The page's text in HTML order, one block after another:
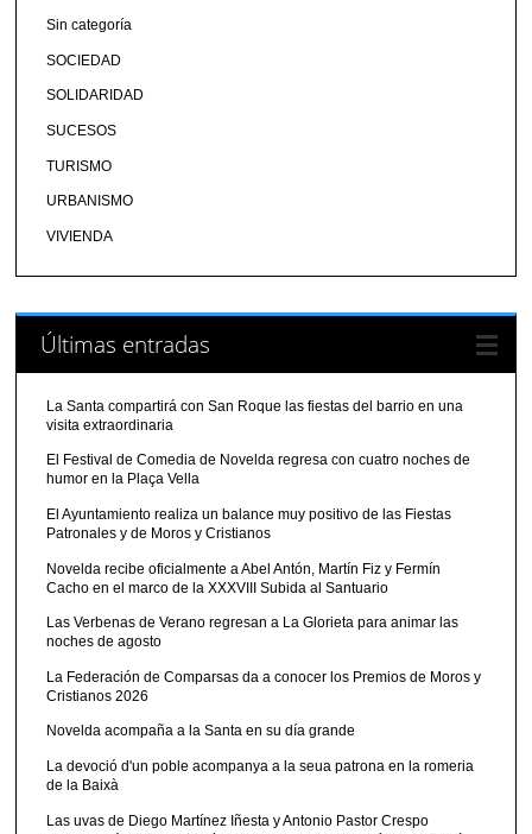
Sin categoría
SOCIEDAD
SOLIDARIDAD
SUCESOS
TURISMO
URBANISMO
VIVIENDA
Últimas entradas
La Santa compartirá con San Roque las fiestas del barrio en una
visita extraordinaria
El Festival de Comedia de Novelda regresa con cuatro noches de
humor en la Plaça Vella
El Ayuntamiento realiza un balance muy positivo de las Fiestas
Patronales y de Moros y Cristianos
Novelda recibe oficialmente a Abel Antón, Martín Fiz y Fermín
Cacho en el marco de la XXXVIII Subida al Santuario
Las Verbenas de Verano regresan a La Glorieta para animar las
noches de agosto
La Federación de Comparsas da a conocer los Premios de Moros y
Cristianos 2026
Novelda acompaña a la Santa en su día grande
La devoció d'un poble acompanya a la seua patrona en la romeria
de la Baixà
Las uvas de Diego Martínez Iñesta y Antonio Pastor Crespo